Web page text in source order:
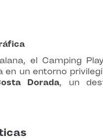
el Camping
en un entorno
Dorada, un